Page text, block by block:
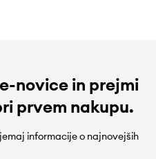
novice in prejmi
prvem nakupu.
informacije o najnovejših